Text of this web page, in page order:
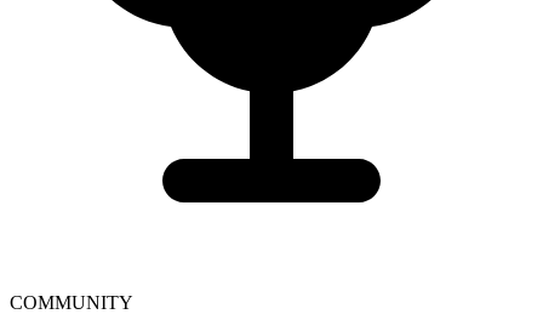
COMMUNITY